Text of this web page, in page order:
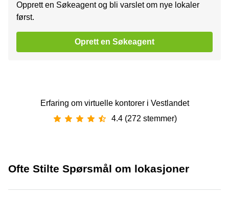
Opprett en Søkeagent og bli varslet om nye lokaler
først.
Oprett en Søkeagent
Erfaring om virtuelle kontorer i Vestlandet
4.4 (272 stemmer)
Ofte Stilte Spørsmål om lokasjoner